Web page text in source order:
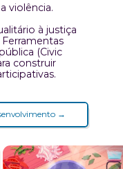
violência.
à justiça
(Civic
construir
→